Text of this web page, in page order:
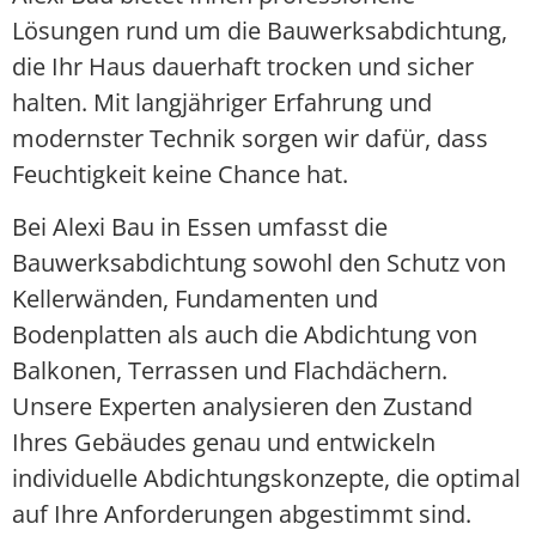
Lösungen rund um die Bauwerksabdichtung,
die Ihr Haus dauerhaft trocken und sicher
halten. Mit langjähriger Erfahrung und
modernster Technik sorgen wir dafür, dass
Feuchtigkeit keine Chance hat.
Bei Alexi Bau in Essen umfasst die
Bauwerksabdichtung sowohl den Schutz von
Kellerwänden, Fundamenten und
Bodenplatten als auch die Abdichtung von
Balkonen, Terrassen und Flachdächern.
Unsere Experten analysieren den Zustand
Ihres Gebäudes genau und entwickeln
individuelle Abdichtungskonzepte, die optimal
auf Ihre Anforderungen abgestimmt sind.